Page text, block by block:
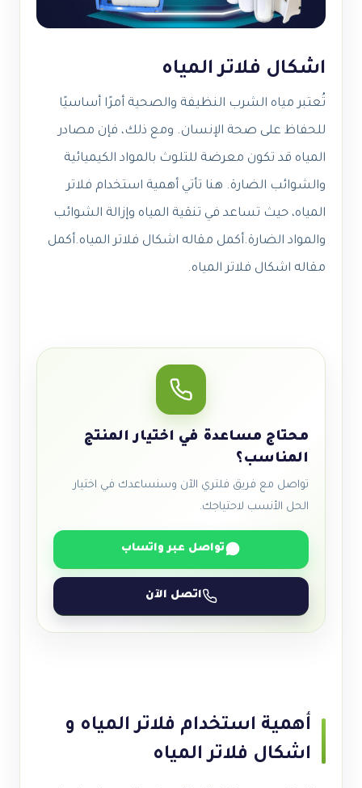
اشكال فلاتر المياه
تُعتبر مياه الشرب النظيفة والصحية أمرًا أساسيًا
للحفاظ على صحة الإنسان. ومع ذلك، فإن مصادر
المياه قد تكون معرضة للتلوث بالمواد الكيميائية
والشوائب الضارة. هنا تأتي أهمية استخدام فلاتر
المياه، حيث تساعد في تنقية المياه وإزالة الشوائب
والمواد الضارة.أكمل مقاله اشكال فلاتر المياه.أكمل
مقاله اشكال فلاتر المياه.
محتاج مساعدة في اختيار المنتج
المناسب؟
تواصل مع فريق فلتري الآن وسنساعدك في اختيار
الحل الأنسب لاحتياجك.
تواصل عبر واتساب
اتصل الآن
أهمية استخدام فلاتر المياه و
اشكال فلاتر المياه